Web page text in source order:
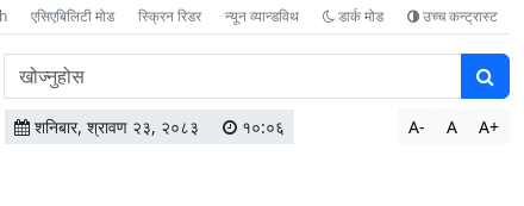
एसिएबिलिटी मोड स्क्रिन रिडर न्यून व्यान्डविथ डार्क मोड उच्च कन्ट्रास्ट
वेबसाइटमा
सामग्री
खोज्नुहोस
शनिबार, श्रावण २३, २०८३ १०:०६ A- A A+